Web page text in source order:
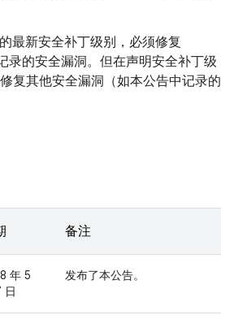
最新安全补丁级别，必须修复
录的安全漏洞。但在声明安全补丁级
复其他安全漏洞（如本公告中记录的
备注
年 5
日
发布了本公告。